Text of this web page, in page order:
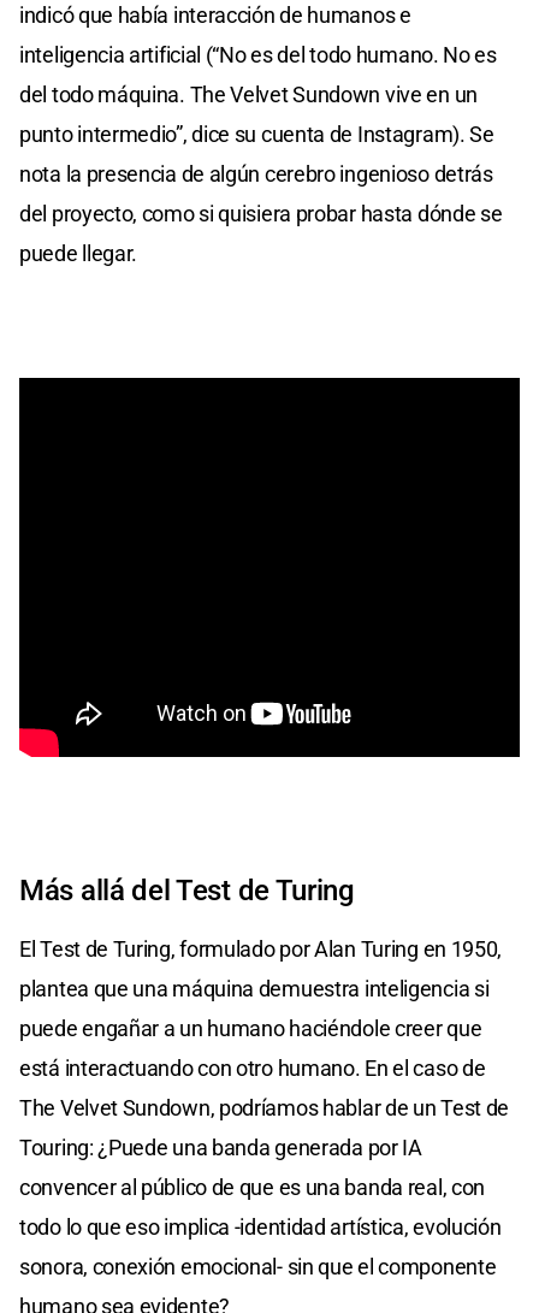
indicó que había interacción de humanos e
inteligencia artificial (“No es del todo humano. No es
del todo máquina. The Velvet Sundown vive en un
punto intermedio”, dice su cuenta de Instagram). Se
nota la presencia de algún cerebro ingenioso detrás
del proyecto, como si quisiera probar hasta dónde se
puede llegar.
Más allá del Test de Turing
El Test de Turing, formulado por Alan Turing en 1950,
plantea que una máquina demuestra inteligencia si
puede engañar a un humano haciéndole creer que
está interactuando con otro humano. En el caso de
The Velvet Sundown, podríamos hablar de un Test de
Touring: ¿Puede una banda generada por IA
convencer al público de que es una banda real, con
todo lo que eso implica -identidad artística, evolución
sonora, conexión emocional- sin que el componente
humano sea evidente?